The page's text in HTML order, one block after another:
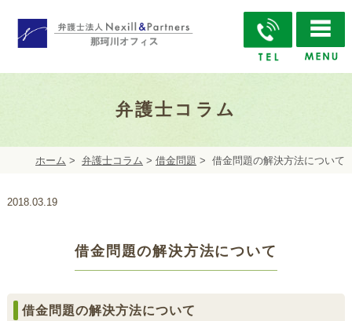
弁護士コラム
ホーム > 弁護士コラム >借金問題 > 借金問題の解決方法について
2018.03.19
借金問題の解決方法について
借金問題の解決方法について